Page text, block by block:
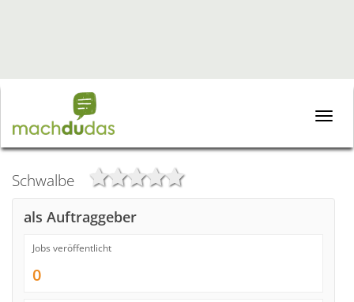
Toggle
Schwalbe
als Auftraggeber
Jobs veröffentlicht
0